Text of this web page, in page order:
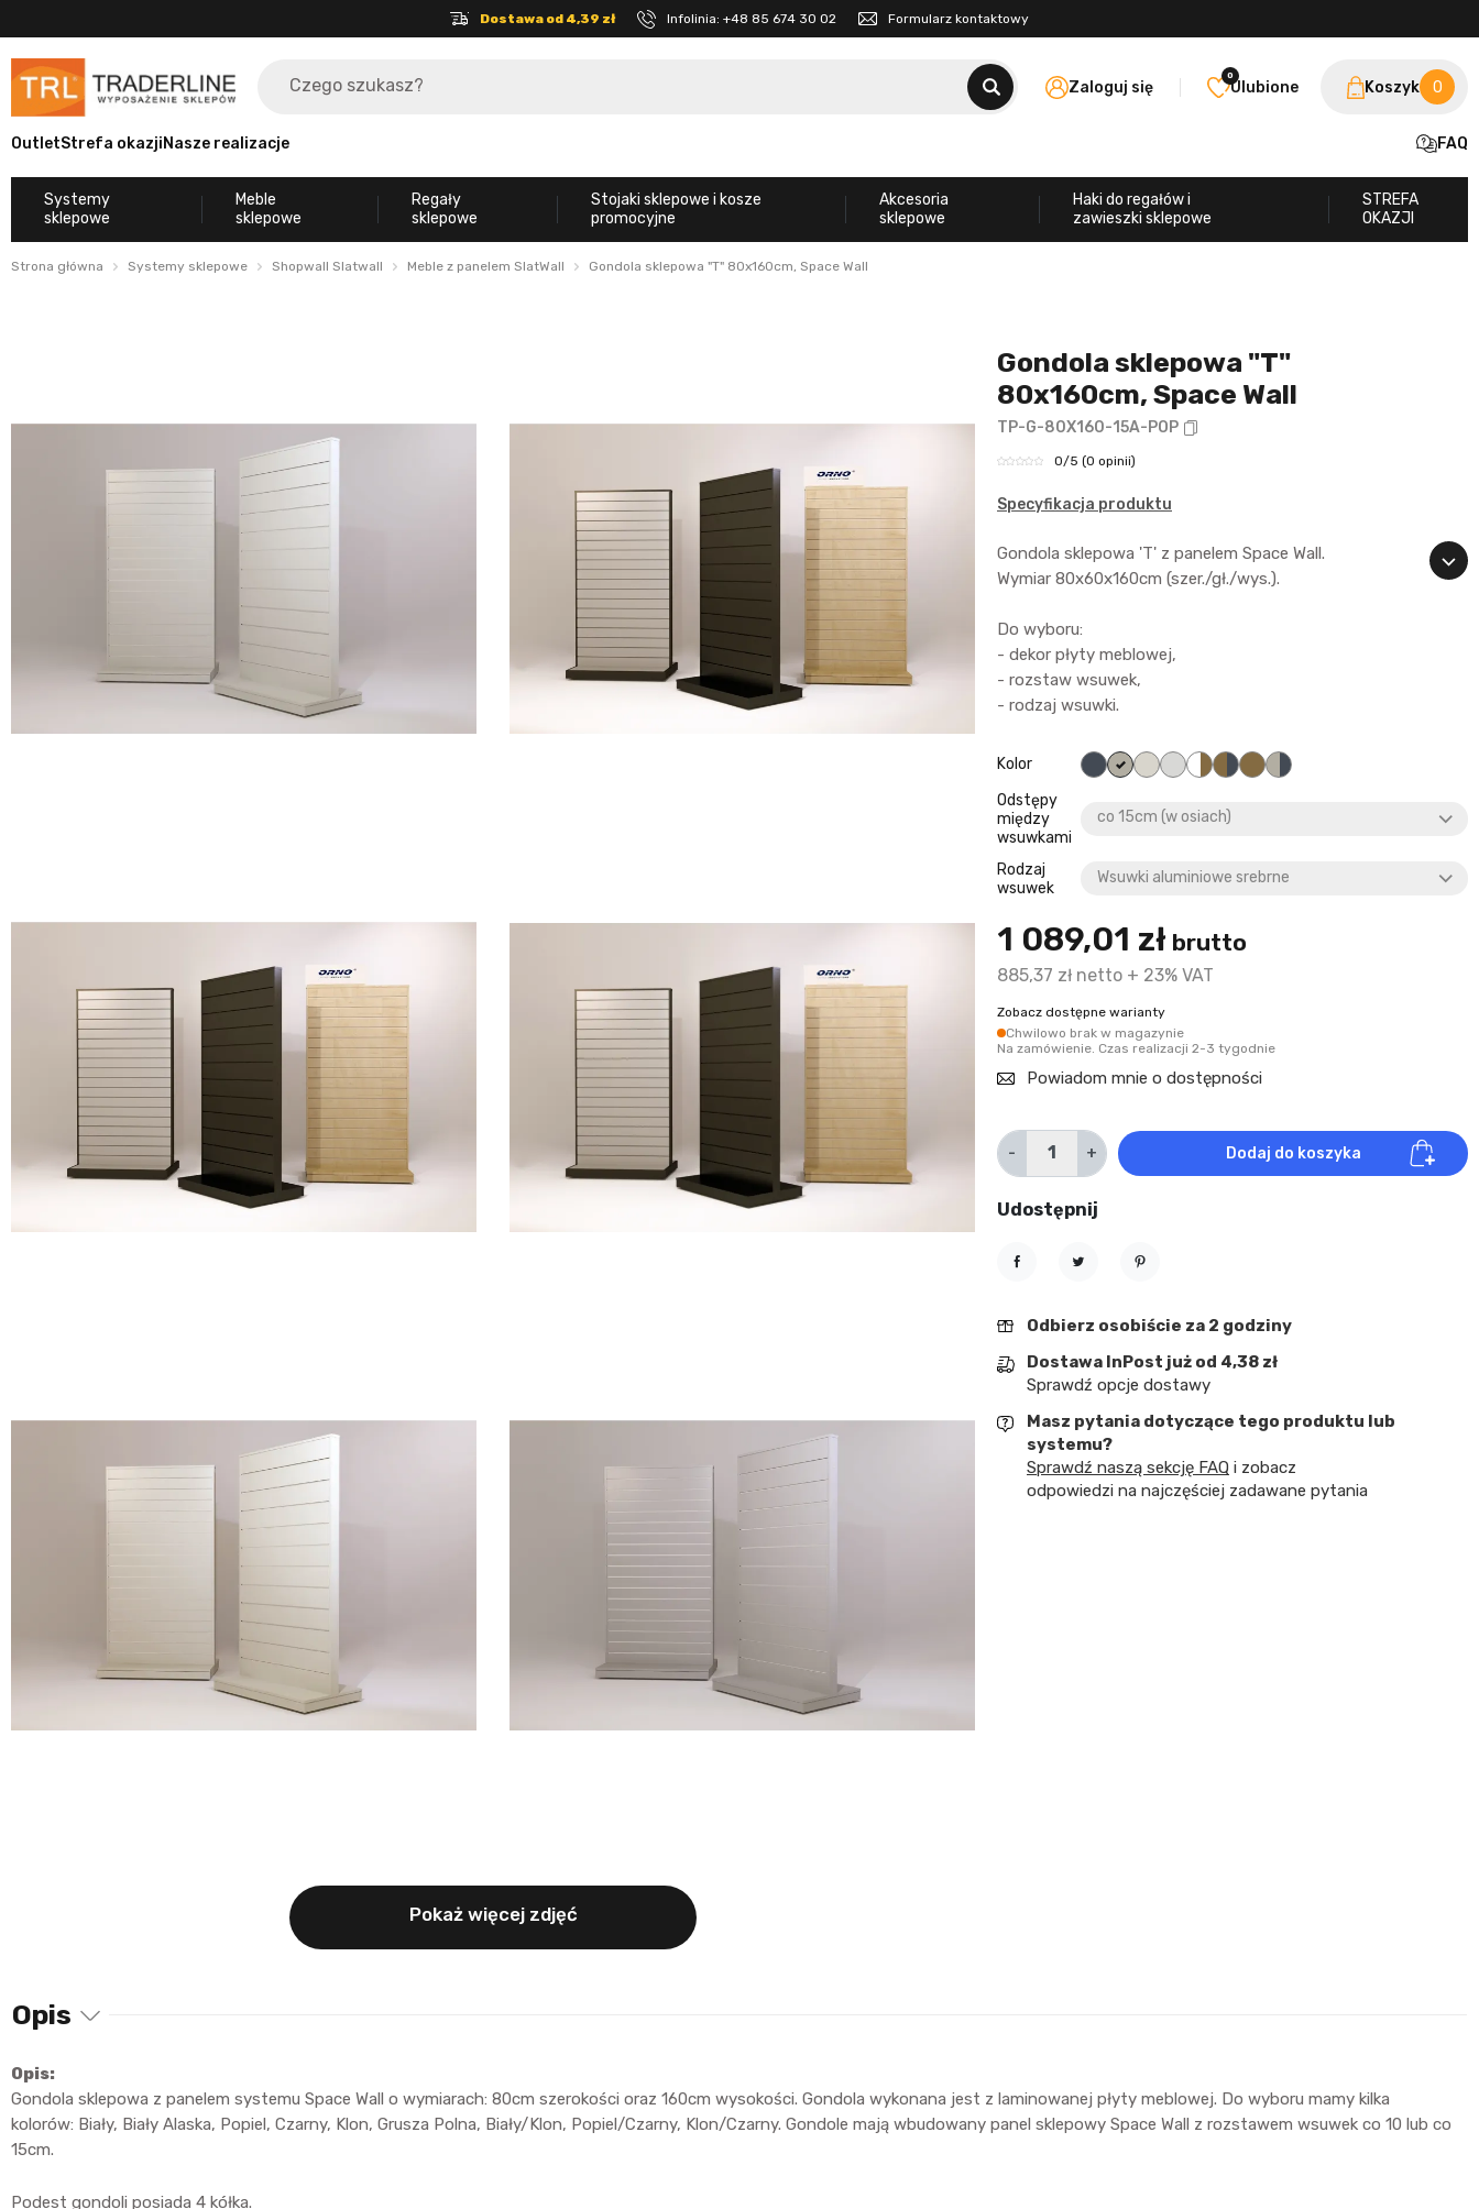
Dostawa od 4,39 zł Infolinia: +48 85 674 30 02 Formularz kontaktowy
Zaloguj się Ulubione
0
Koszyk 0
OutletStrefa okazjiNasze realizacje FAQ
Systemy
sklepowe
Meble
sklepowe
Regały
sklepowe
Stojaki sklepowe i kosze
promocyjne
Akcesoria
sklepowe
Haki do regałów i
zawieszki sklepowe
STREFA
OKAZJI
Strona główna Systemy sklepowe Shopwall Slatwall Meble z panelem SlatWall Gondola sklepowa "T" 80x160cm, Space Wall
Pokaż więcej zdjęć
Gondola sklepowa "T"
80x160cm, Space Wall
TP-G-80X160-15A-POP
0/5 (0 opinii)
Specyfikacja produktu
Gondola sklepowa 'T' z panelem Space Wall.
Wymiar 80x60x160cm (szer./gł./wys.).
Do wyboru:
- dekor płyty meblowej,
- rozstaw wsuwek,
- rodzaj wsuwki.
Kolor czarny
PopielBiały (śmietankowy)
Alaska (śnieżnobiały)
Biały/Klon
Klon/Czarny
KlonPopiel/Czarny
Odstępy
między
wsuwkami
Rodzaj
wsuwek
1 089,01 zł brutto
885,37 zł netto + 23% VAT
Zobacz dostępne warianty
Chwilowo brak w magazynie
Na zamówienie. Czas realizacji 2-3 tygodnie
Powiadom mnie o dostępności
- + Dodaj do koszyka
Udostępnij
Odbierz osobiście za 2 godziny
Dostawa InPost już od 4,38 zł
Sprawdź opcje dostawy
Masz pytania dotyczące tego produktu lub
systemu?
Sprawdź naszą sekcję FAQ i zobacz
odpowiedzi na najczęściej zadawane pytania
Opis
Opis:
Gondola sklepowa z panelem systemu Space Wall o wymiarach: 80cm szerokości oraz 160cm wysokości. Gondola wykonana jest z laminowanej płyty meblowej. Do wyboru mamy kilka
kolorów: Biały, Biały Alaska, Popiel, Czarny, Klon, Grusza Polna, Biały/Klon, Popiel/Czarny, Klon/Czarny. Gondole mają wbudowany panel sklepowy Space Wall z rozstawem wsuwek co 10 lub co
15cm.
Podest gondoli posiada 4 kółka.